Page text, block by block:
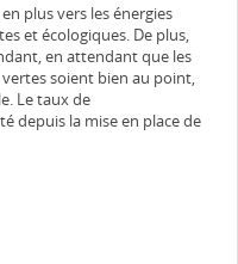
plus vers les énergies
et écologiques. De plus,
en attendant que les
soient bien au point,
Le taux de
depuis la mise en place de